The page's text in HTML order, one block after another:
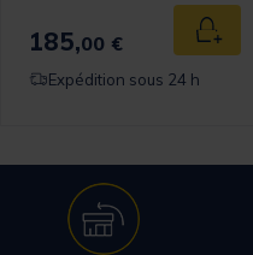
panier
185,00 €
Expédition sous 24 h